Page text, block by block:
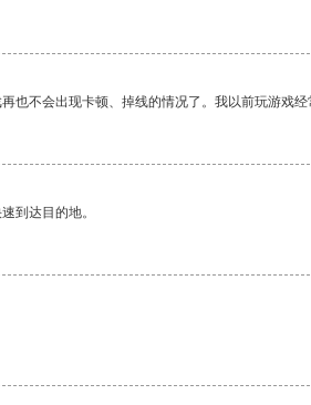
也不会出现卡顿、掉线的情况了。我以前玩游戏
到达目的地。